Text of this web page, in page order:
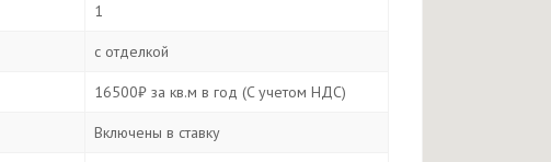
1
с отделкой
16500₽ за кв.м в год (C учетом НДС)
Включены в ставку